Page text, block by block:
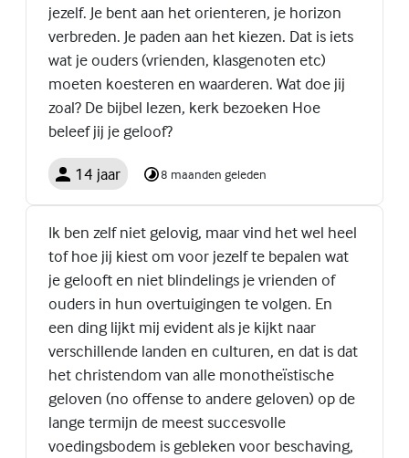
jezelf. Je bent aan het orienteren, je horizon
verbreden. Je paden aan het kiezen. Dat is iets
wat je ouders (vrienden, klasgenoten etc)
moeten koesteren en waarderen. Wat doe jij
zoal? De bijbel lezen, kerk bezoeken Hoe
beleef jij je geloof?
14 jaar 8 maanden geleden
Ik ben zelf niet gelovig, maar vind het wel heel
tof hoe jij kiest om voor jezelf te bepalen wat
je gelooft en niet blindelings je vrienden of
ouders in hun overtuigingen te volgen. En
een ding lijkt mij evident als je kijkt naar
verschillende landen en culturen, en dat is dat
het christendom van alle monotheïstische
geloven (no offense to andere geloven) op de
lange termijn de meest succesvolle
voedingsbodem is gebleken voor beschaving,